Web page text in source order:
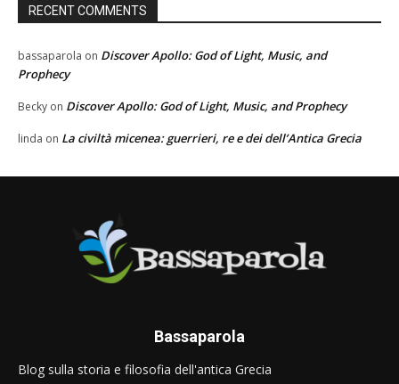
RECENT COMMENTS
bassaparola on Discover Apollo: God of Light, Music, and
Prophecy
Becky on Discover Apollo: God of Light, Music, and Prophecy
linda on La civiltà micenea: guerrieri, re e dei dell’Antica Grecia
Bassaparola
Blog sulla storia e filosofia dell'antica Grecia